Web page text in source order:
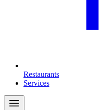
Restaurants
Services